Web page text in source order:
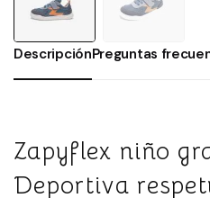
DescripciónPreguntas
Zapyflex niño
Deportiva